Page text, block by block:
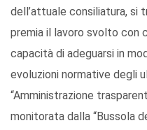
dell’attuale consiliatura,
premia il lavoro svolto con
capacità di adeguarsi in
evoluzioni normative degli
“Amministrazione
monitorata dalla “Bussola